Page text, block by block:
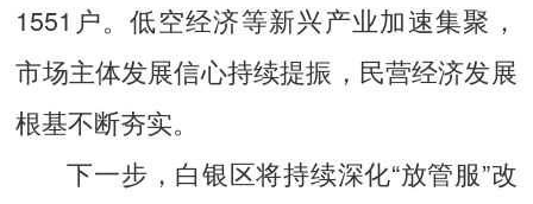
1551户。低空经济等新兴产业加速集聚，
市场主体发展信心持续提振，民营经济发展
根基不断夯实。
下一步，白银区将持续深化“放管服”改